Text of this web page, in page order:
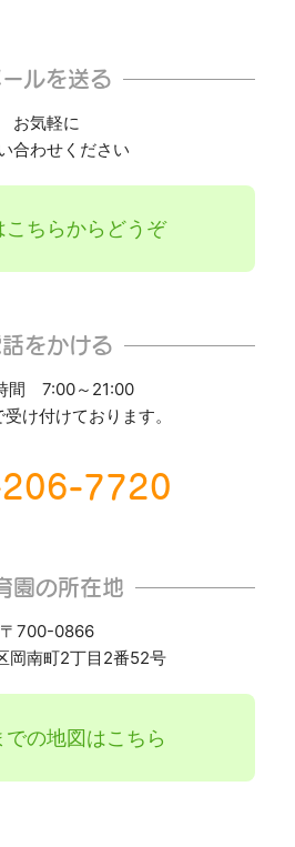
ールを送る
お気軽に
合わせください
こちらからどうぞ
をかける
間 7:00～21:00
け付けております。
7720
園の所在地
〒700-0866
岡南町2丁目2番52号
での地図はこちら